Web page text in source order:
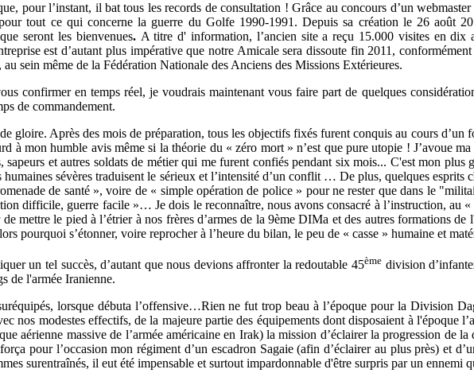
pour l’instant, il bat tous les records de consultation ! Grâce au concours d’un
tout ce qui concerne la guerre du Golfe 1990-1991. Depuis sa création le 26 août
seront les bienvenues. A titre d' information, l’ancien site a reçu 15.000 visites en dix
est d’autant plus impérative que notre Amicale sera dissoute fin 2011,
sein même de la Fédération Nationale des Anciens des Missions Extérieures.
confirmer en temps réel, je voudrais maintenant vous faire part de quelques
de commandement.
gloire. Après des mois de préparation, tous les objectifs fixés furent conquis au cours d’un
mon humble avis même si la théorie du « zéro mort » n’est que pure utopie ! J’avoue
et autres soldats de métier qui me furent confiés pendant six mois... C'est mon plus
sévères traduisent le sérieux et l’intensité d’un conflit … De plus, quelques
de santé », voire de « simple opération de police » pour ne rester que dans le
difficile, guerre facile »… Je dois le reconnaître, nous avons consacré à l’instruction, au
mettre le pied à l’étrier à nos frères d’armes de la 9ème DIMa et des autres formations
pourquoi s’étonner, voire reprocher à l’heure du bilan, le peu de « casse » humaine et
un tel succès, d’autant que nous devions affronter la redoutable 45ème division
de l'armée Iranienne.
lorsque débuta l’offensive…Rien ne fut trop beau à l’époque pour la Division
nos modestes effectifs, de la majeure partie des équipements dont disposaient à l'époque
aérienne massive de l’armée américaine en Irak) la mission d’éclairer la progression de
pour l’occasion mon régiment d’un escadron Sagaie (afin d’éclairer au plus près) et
surentraînés, il eut été impensable et surtout impardonnable d'être surpris par un ennemi